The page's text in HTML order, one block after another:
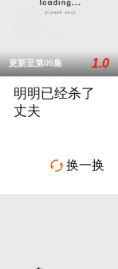
更新至第05集 1.0
明明已经杀了
丈夫
 换一换